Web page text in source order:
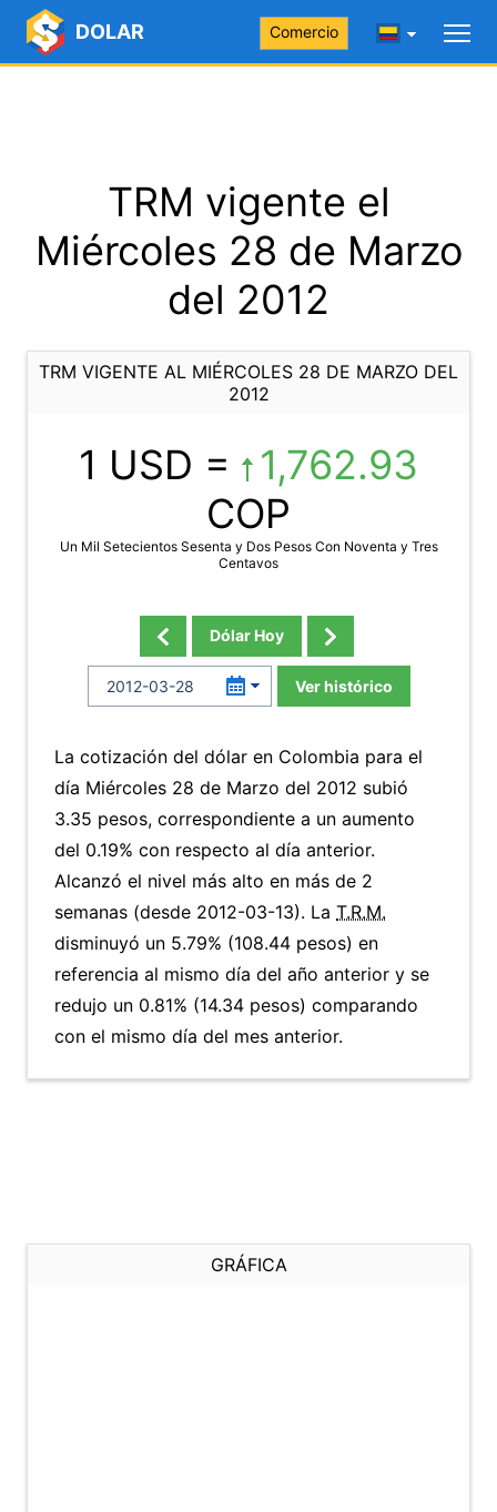
DOLAR Comercio
TRM vigente el
Miércoles 28 de Marzo
del 2012
TRM VIGENTE AL MIÉRCOLES 28 DE MARZO DEL
2012
1 USD =
1,762.93
COP
Un Mil Setecientos Sesenta y Dos Pesos Con Noventa y Tres
Centavos
Dólar Hoy
Ver histórico
La cotización del dólar en Colombia para el
día Miércoles 28 de Marzo del 2012 subió
3.35 pesos, correspondiente a un aumento
del 0.19% con respecto al día anterior.
Alcanzó el nivel más alto en más de 2
semanas (desde 2012-03-13). La T.R.M.
disminuyó un 5.79% (108.44 pesos) en
referencia al mismo día del año anterior y se
redujo un 0.81% (14.34 pesos) comparando
con el mismo día del mes anterior.
GRÁFICA